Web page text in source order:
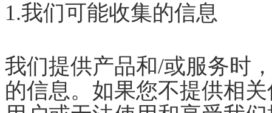
1.我们可能收集的信息
我们提供产品和/或服务时
的信息。如果您不提供相